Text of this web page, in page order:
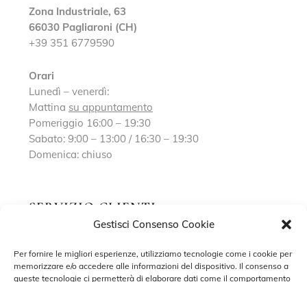
Gestisci Consenso Cookie
Per fornire le migliori esperienze, utilizziamo tecnologie come i cookie per
memorizzare e/o accedere alle informazioni del dispositivo. Il consenso a
queste tecnologie ci permetterà di elaborare dati come il comportamento
Zona Industriale, 63
66030 Pagliaroni (CH)
+39 351 6779590
Orari
Lunedì – venerdì:
Mattina su appuntamento
Pomeriggio 16:00 – 19:30
Sabato: 9:00 – 13:00 / 16:30 – 19:30
Domenica: chiuso
SERVIZIO CLIENTI
Contatti